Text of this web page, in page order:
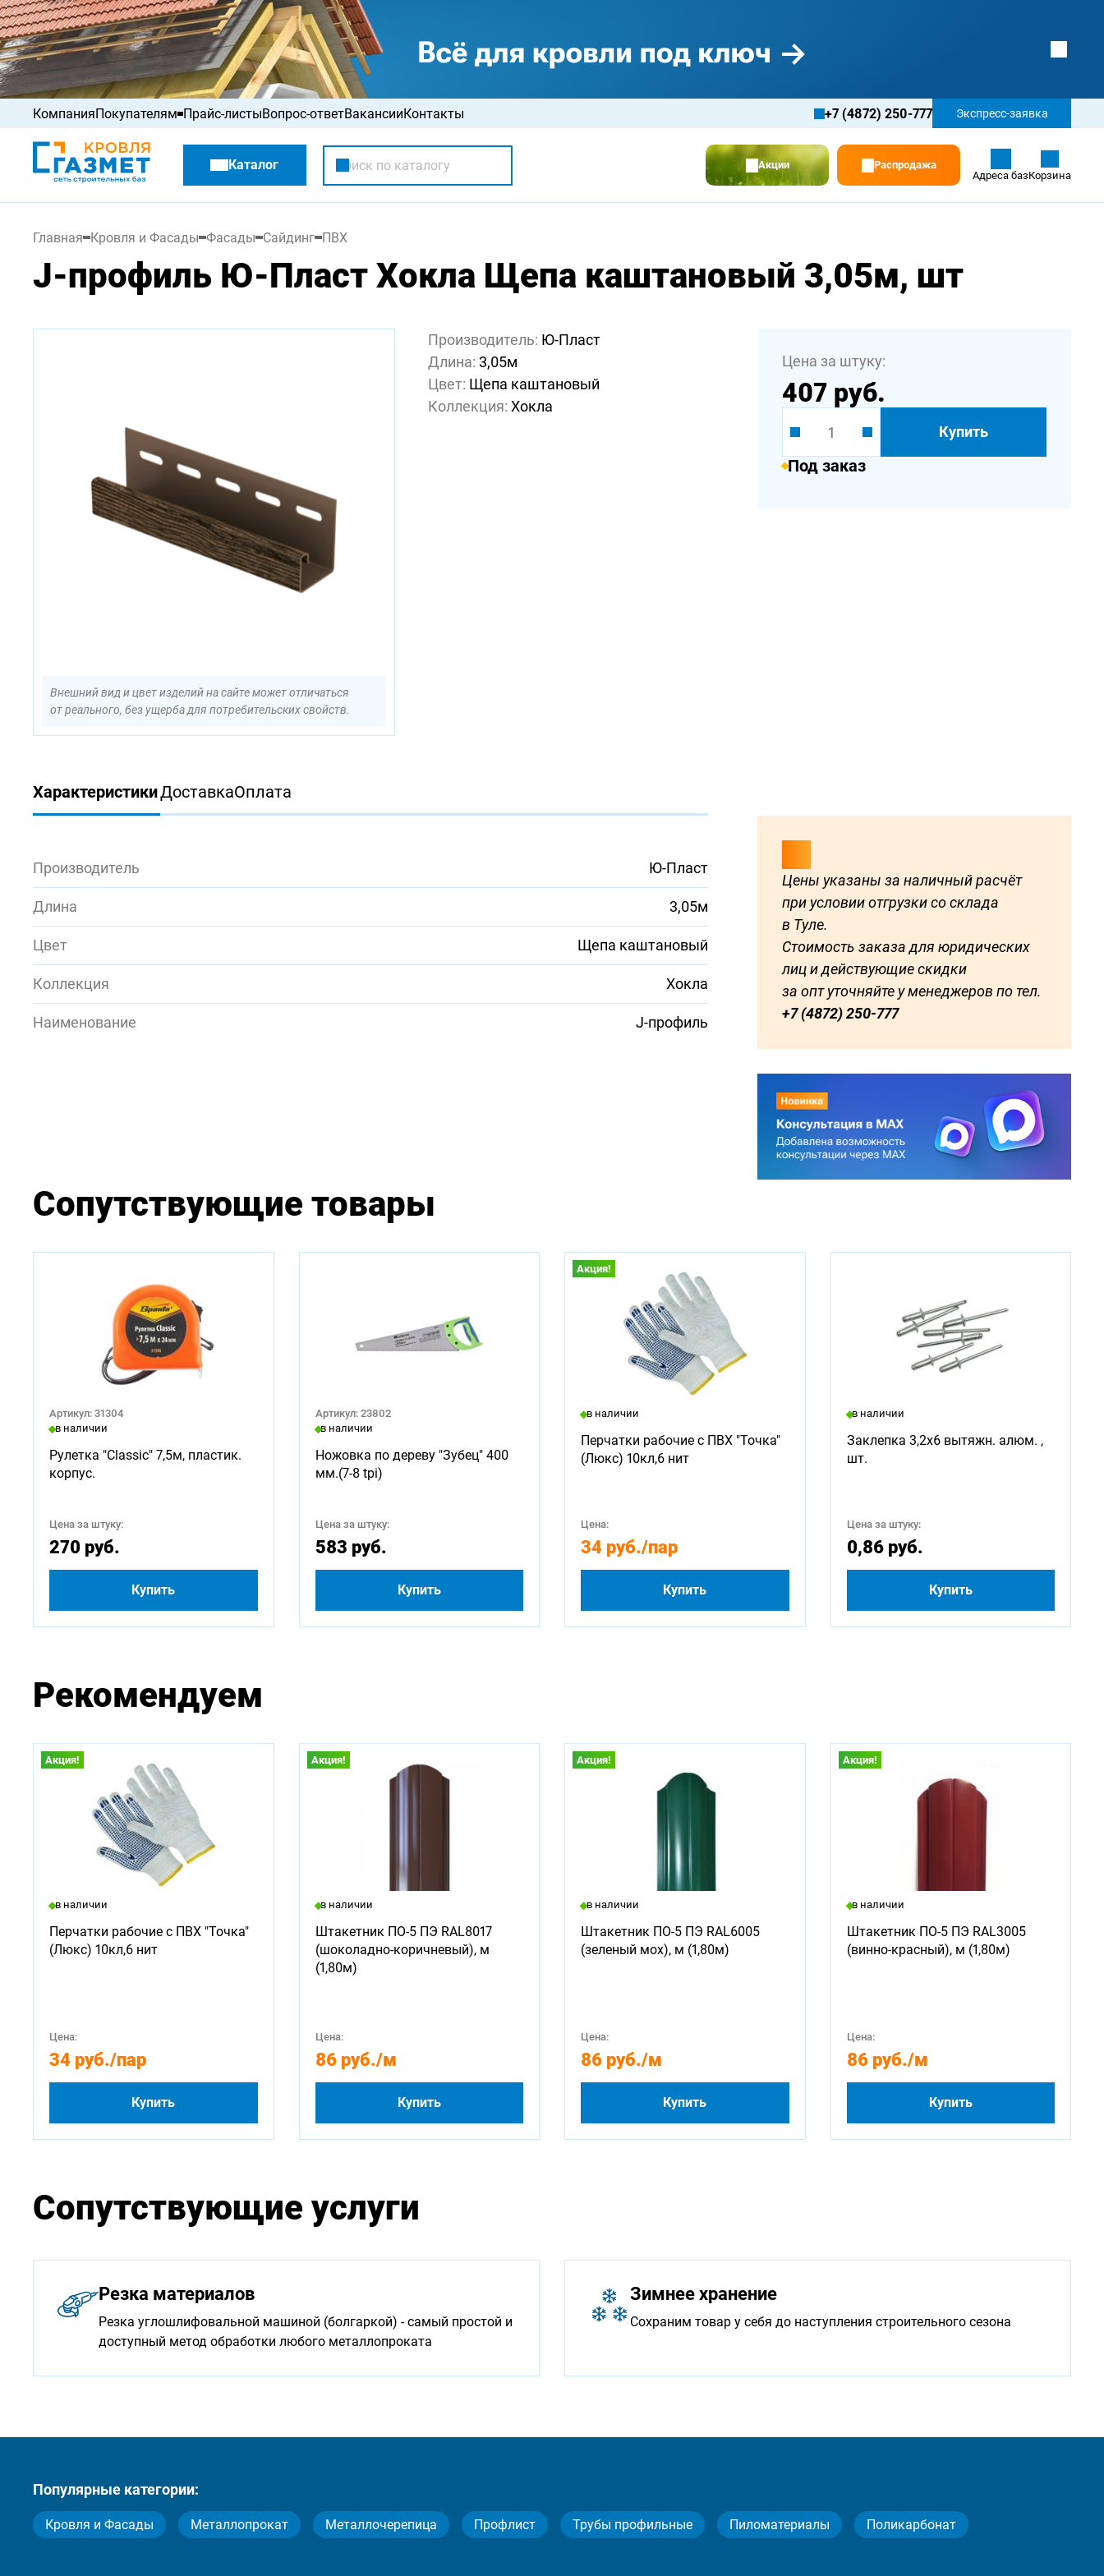
КомпанияПокупателям
Акции
Распродажа
Прайс-листыВопрос-ответВакансииКонтакты +7 (4872) 250-777 Экспресс-заявка
Каталог Акции
Распродажа
Адреса базКорзина
Главная Кровля и Фасады Фасады Сайдинг ПВХ
J-профиль Ю-Пласт Хокла Щепа каштановый 3,05м, шт
Внешний вид и цвет изделий на сайте может отличаться
от реального, без ущерба для потребительских свойств.
Производитель: Ю-Пласт
Длина: 3,05м
Цвет: Щепа каштановый
Коллекция: Хокла
Цена за штуку:
407 руб.
Купить
Под заказ
ХарактеристикиДоставкаОплата
Производитель Ю-Пласт
Длина 3,05м
Цвет Щепа каштановый
Коллекция Хокла
Наименование J-профиль
Цены указаны за наличный расчёт
при условии отгрузки со склада
в Туле.
Стоимость заказа для юридических
лиц и действующие скидки
за опт уточняйте у менеджеров по тел.
+7 (4872) 250-777
Сопутствующие товары
Артикул: 31304
в наличии
Рулетка "Classic" 7,5м, пластик.
корпус.
Цена за штуку:
270 руб.
Купить
Артикул: 23802
в наличии
Ножовка по дереву "Зубец" 400
мм.(7-8 tpi)
Цена за штуку:
583 руб.
Купить
Акция!
в наличии
Перчатки рабочие с ПВХ "Точка"
(Люкс) 10кл,6 нит
Цена:
34 руб./пар
Купить
в наличии
Заклепка 3,2х6 вытяжн. алюм. ,
шт.
Цена за штуку:
0,86 руб.
Купить
Рекомендуем
Акция!
в наличии
Перчатки рабочие с ПВХ "Точка"
(Люкс) 10кл,6 нит
Цена:
34 руб./пар
Купить
Акция!
в наличии
Штакетник ПО-5 ПЭ RAL8017
(шоколадно-коричневый), м
(1,80м)
Цена:
86 руб./м
Купить
Акция!
в наличии
Штакетник ПО-5 ПЭ RAL6005
(зеленый мох), м (1,80м)
Цена:
86 руб./м
Купить
Акция!
в наличии
Штакетник ПО-5 ПЭ RAL3005
(винно-красный), м (1,80м)
Цена:
86 руб./м
Купить
Сопутствующие услуги
Резка материалов
Резка углошлифовальной машиной (болгаркой) - самый простой и
доступный метод обработки любого металлопроката
Зимнее хранение
Сохраним товар у себя до наступления строительного сезона
Популярные категории:
Кровля и Фасады Металлопрокат Металлочерепица Профлист Трубы профильные Пиломатериалы Поликарбонат